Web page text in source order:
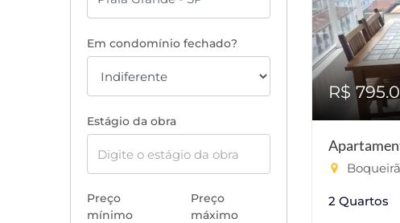
Em condomínio fechado?
Estágio da obra
Preço
mínimo
Preço
máximo
R$
2 Quartos